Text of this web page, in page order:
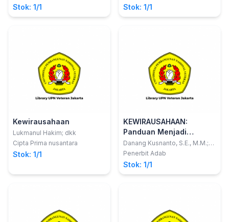
Stok: 1/1 Stok: 1/1
Kewirausahaan
Lukmanul Hakim; dkk
Cipta Prima nusantara
Stok: 1/1
KEWIRAUSAHAAN:
Panduan Menjadi
Wirausaha di Era Society
5.0
Danang Kusnanto, S.E., M.M.;
Pilifus Junianto, S.S M.M.;
PhD., dkk.
Penerbit Adab
Stok: 1/1